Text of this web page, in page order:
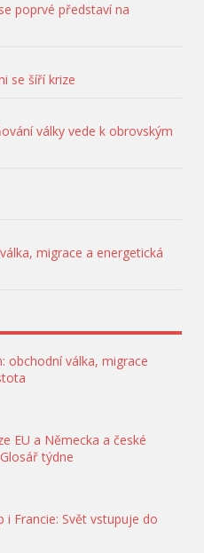
poprvé představí na
se šíří krize
války vede k obrovským
migrace a energetická
obchodní válka, migrace
EU a Německa a české
týdne
i Francie: Svět vstupuje do